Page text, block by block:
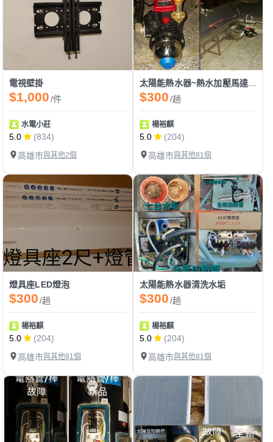
電視壁掛
$1,000/件
水電小莊
5.0
(834)
高雄市與其他2個
太陽能熱水器~熱水加壓馬達~電子流控恆壓泵浦~
$300/趟
楊裕麒
5.0
(204)
高雄市與其他81個
燈具座LED燈泡
$300/趟
楊裕麒
5.0
(204)
高雄市與其他81個
太陽能熱水器清洗水垢
$300/趟
楊裕麒
5.0
(204)
高雄市與其他81個